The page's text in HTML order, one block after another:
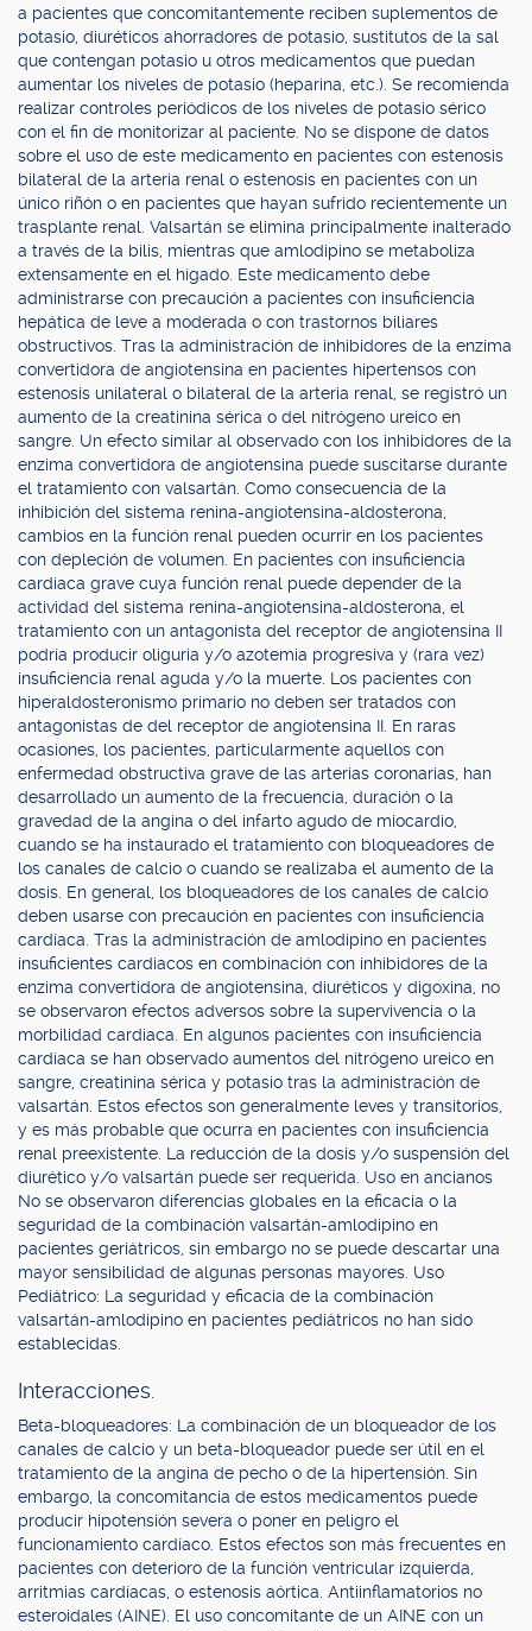
a pacientes que concomitantemente reciben suplementos de
potasio, diuréticos ahorradores de potasio, sustitutos de la sal
que contengan potasio u otros medicamentos que puedan
aumentar los niveles de potasio (heparina, etc.). Se recomienda
realizar controles periódicos de los niveles de potasio sérico
con el fin de monitorizar al paciente. No se dispone de datos
sobre el uso de este medicamento en pacientes con estenosis
bilateral de la arteria renal o estenosis en pacientes con un
único riñón o en pacientes que hayan sufrido recientemente un
trasplante renal. Valsartán se elimina principalmente inalterado
a través de la bilis, mientras que amlodipino se metaboliza
extensamente en el hígado. Este medicamento debe
administrarse con precaución a pacientes con insuficiencia
hepática de leve a moderada o con trastornos biliares
obstructivos. Tras la administración de inhibidores de la enzima
convertidora de angiotensina en pacientes hipertensos con
estenosis unilateral o bilateral de la arteria renal, se registró un
aumento de la creatinina sérica o del nitrógeno ureico en
sangre. Un efecto similar al observado con los inhibidores de la
enzima convertidora de angiotensina puede suscitarse durante
el tratamiento con valsartán. Como consecuencia de la
inhibición del sistema renina-angiotensina-aldosterona,
cambios en la función renal pueden ocurrir en los pacientes
con depleción de volumen. En pacientes con insuficiencia
cardiaca grave cuya función renal puede depender de la
actividad del sistema renina-angiotensina-aldosterona, el
tratamiento con un antagonista del receptor de angiotensina II
podría producir oliguria y/o azotemia progresiva y (rara vez)
insuficiencia renal aguda y/o la muerte. Los pacientes con
hiperaldosteronismo primario no deben ser tratados con
antagonistas de del receptor de angiotensina II. En raras
ocasiones, los pacientes, particularmente aquellos con
enfermedad obstructiva grave de las arterias coronarias, han
desarrollado un aumento de la frecuencia, duración o la
gravedad de la angina o del infarto agudo de miocardio,
cuando se ha instaurado el tratamiento con bloqueadores de
los canales de calcio o cuando se realizaba el aumento de la
dosis. En general, los bloqueadores de los canales de calcio
deben usarse con precaución en pacientes con insuficiencia
cardíaca. Tras la administración de amlodipino en pacientes
insuficientes cardiacos en combinación con inhibidores de la
enzima convertidora de angiotensina, diuréticos y digoxina, no
se observaron efectos adversos sobre la supervivencia o la
morbilidad cardiaca. En algunos pacientes con insuficiencia
cardíaca se han observado aumentos del nitrógeno ureico en
sangre, creatinina sérica y potasio tras la administración de
valsartán. Estos efectos son generalmente leves y transitorios,
y es más probable que ocurra en pacientes con insuficiencia
renal preexistente. La reducción de la dosis y/o suspensión del
diurético y/o valsartán puede ser requerida. Uso en ancianos
No se observaron diferencias globales en la eficacia o la
seguridad de la combinación valsartán-amlodipino en
pacientes geriátricos, sin embargo no se puede descartar una
mayor sensibilidad de algunas personas mayores. Uso
Pediátrico: La seguridad y eficacia de la combinación
valsartán-amlodipino en pacientes pediátricos no han sido
establecidas.
Interacciones.
Beta-bloqueadores: La combinación de un bloqueador de los
canales de calcio y un beta-bloqueador puede ser útil en el
tratamiento de la angina de pecho o de la hipertensión. Sin
embargo, la concomitancia de estos medicamentos puede
producir hipotensión severa o poner en peligro el
funcionamiento cardíaco. Estos efectos son más frecuentes en
pacientes con deterioro de la función ventricular izquierda,
arritmias cardíacas, o estenosis aórtica. Antiinflamatorios no
esteroidales (AINE). El uso concomitante de un AINE con un